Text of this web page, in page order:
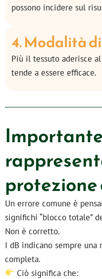
possono incidere sul
4. Modalità
Più il tessuto aderisce
tende a essere efficace.
Un errore comune è
significhi “blocco totale”
Non è corretto.
I dB indicano sempre una
completa.
Ciò significa che: